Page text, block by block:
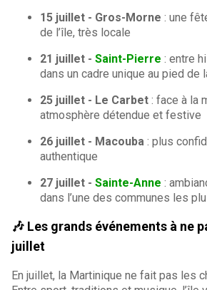
15 juillet - Gros-Morne : une
de l’île, très locale
21 juillet - Saint-Pierre : entre
dans un cadre unique au pied de
25 juillet - Le Carbet : face à la
atmosphère détendue et festive
26 juillet - Macouba : plus
authentique
27 juillet - Sainte-Anne :
dans l’une des communes les
🎶 Les grands événements à ne
juillet
En juillet, la Martinique ne fait pas les